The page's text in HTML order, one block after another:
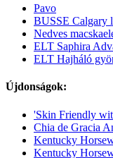
Pavo
BUSSE Calgary
Nedves
ELT Saphira
ELT Hajháló
Újdonságok:
'Skin Friendly
Chia de Gracia
Kentucky
Kentucky